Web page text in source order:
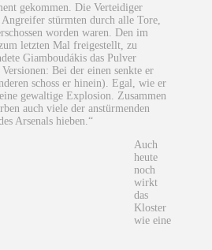
gekommen. Die Verteidiger
stürmten durch alle Tore,
worden waren. Den im
letzten Mal freigestellt, zu
Giamboudákis das Pulver
Bei der einen senkte er
schoss er hinein). Egal, wie er
gewaltige Explosion. Zusammen
auch viele der anstürmenden
Arsenals hieben.“
Auch
heute
noch
wirkt
das
Kloster
wie eine